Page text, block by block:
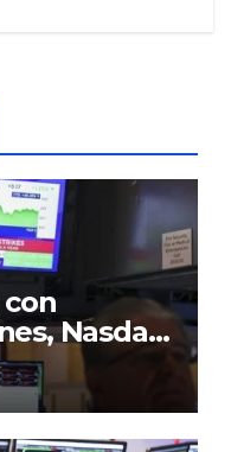
Nasdaq
en